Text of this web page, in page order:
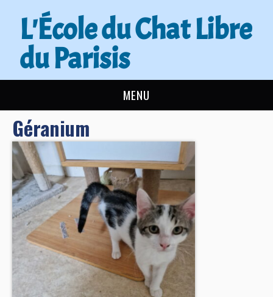
L'École du Chat Libre
du Parisis
MENU
L’ÉCOLE DU CHAT
ACTUALITÉS
ADOPTER
NOUS AIDER
CONTACT
BOUTIQUE
Géranium